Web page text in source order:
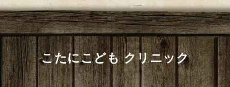
こたにこども クリニック